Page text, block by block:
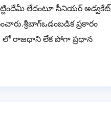
లేదంటూ సీనియర్ అడ్వకేట్
ప్రకారం
లో రాజధాని లేక పోగా ప్రధాన